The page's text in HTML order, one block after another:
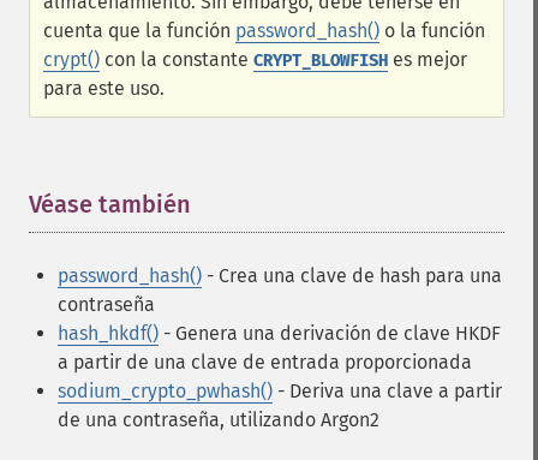
cuenta que la función password_hash() o la función
crypt() con la constante CRYPT_BLOWFISH es mejor
para este uso.
Véase también
password_hash() - Crea una clave de hash para una
contraseña
hash_hkdf() - Genera una derivación de clave HKDF
a partir de una clave de entrada proporcionada
sodium_crypto_pwhash() - Deriva una clave a partir
de una contraseña, utilizando Argon2